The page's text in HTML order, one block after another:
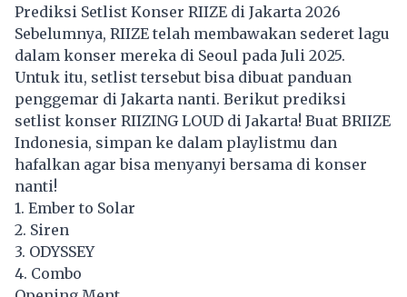
Prediksi Setlist Konser RIIZE di Jakarta 2026
Sebelumnya, RIIZE telah membawakan sederet lagu
dalam konser mereka di Seoul pada Juli 2025.
Untuk itu, setlist tersebut bisa dibuat panduan
penggemar di Jakarta nanti. Berikut prediksi
setlist konser RIIZING LOUD di Jakarta! Buat BRIIZE
Indonesia, simpan ke dalam playlistmu dan
hafalkan agar bisa menyanyi bersama di konser
nanti!
1. Ember to Solar
2. Siren
3. ODYSSEY
4. Combo